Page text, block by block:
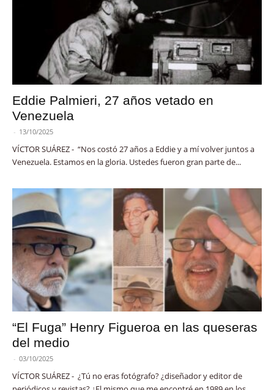
Eddie Palmieri, 27 años vetado en
Venezuela
- 13/10/2025
VÍCTOR SUÁREZ - “Nos costó 27 años a Eddie y a mí volver juntos a
Venezuela. Estamos en la gloria. Ustedes fueron gran parte de...
“El Fuga” Henry Figueroa en las queseras
del medio
- 03/10/2025
VÍCTOR SUÁREZ - ¿Tú no eras fotógrafo? ¿diseñador y editor de